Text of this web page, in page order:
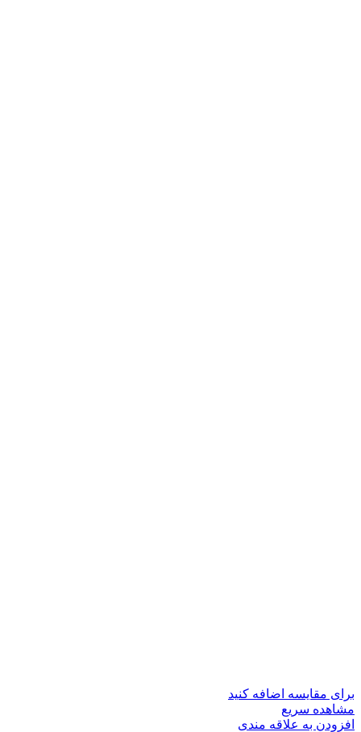
برای مقایسه اضافه کنید
مشاهده سریع
افزودن به علاقه مندی